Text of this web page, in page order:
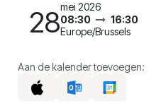
28mei 2026
08:30
16:30
Europe/Brussels
Aan de kalender toevoegen: